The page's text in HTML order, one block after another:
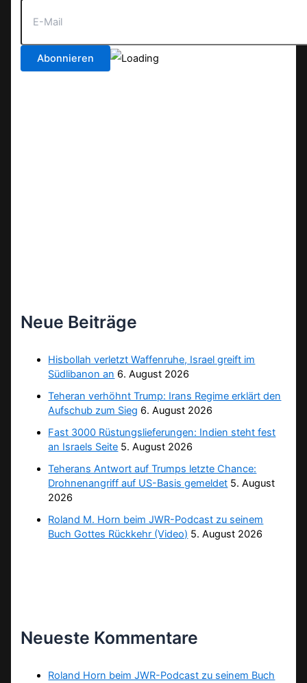
Neue Beiträge
Hisbollah verletzt Waffenruhe, Israel greift im
Südlibanon an 6. August 2026
Teheran verhöhnt Trump: Irans Regime erklärt den
Aufschub zum Sieg 6. August 2026
Fast 3000 Rüstungslieferungen: Indien steht fest
an Israels Seite 5. August 2026
Teherans Antwort auf Trumps letzte Chance:
Drohnenangriff auf US-Basis gemeldet 5. August
2026
Roland M. Horn beim JWR-Podcast zu seinem
Buch Gottes Rückkehr (Video) 5. August 2026
Neueste Kommentare
Roland Horn beim JWR-Podcast zu seinem Buch